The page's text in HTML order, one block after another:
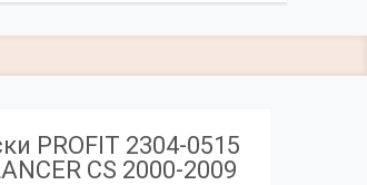
PROFIT 2304-0515
CS 2000-2009